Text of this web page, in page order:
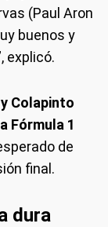
(Paul Aron
buenos y
explicó.
Colapinto
Fórmula 1
de
final.
dura